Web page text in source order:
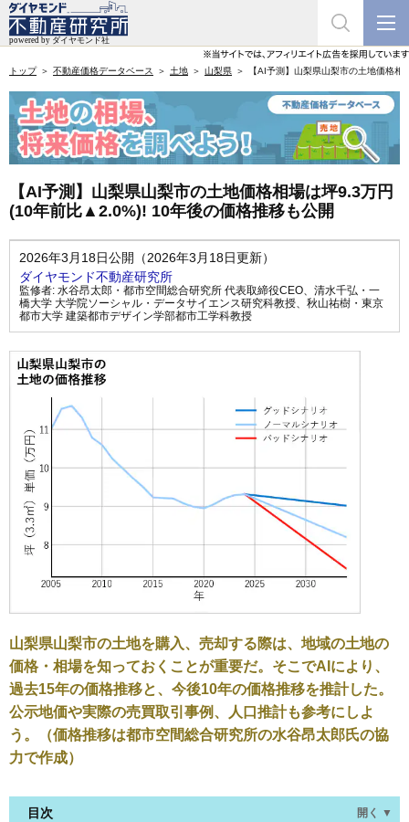
トップ 不動産価格データベース 土地 山梨県 【AI予測】山梨県山梨市の土地価格
【AI予測】山梨県山梨市の土地価格相場は坪9.3万円
(10年前比▲2.0%)! 10年後の価格推移も公開
2026年3月18日公開（2026年3月18日更新）
ダイヤモンド不動産研究所
監修者: 水谷昂太郎・都市空間総合研究所 代表取締役CEO、 清水千弘・一
橋大学 大学院ソーシャル・データサイエンス研究科教授、 秋山祐樹・東京
都市大学 建築都市デザイン学部都市工学科教授
山梨県山梨市の土地を購入、売却する際は、地域の土地の
価格・相場を知っておくことが重要だ。そこでAIにより、
過去15年の価格推移と、今後10年の価格推移を推計した。
公示地価や実際の売買取引事例、人口推計も参考にしよ
う。（価格推移は都市空間総合研究所の水谷昂太郎氏の協
力で作成）
目次 開く ▼